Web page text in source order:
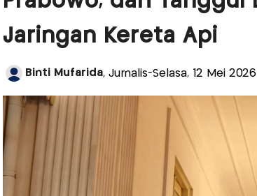
Jaringan Kereta Api
Binti Mufarida, Jurnalis-Selasa, 12 Mei 2026